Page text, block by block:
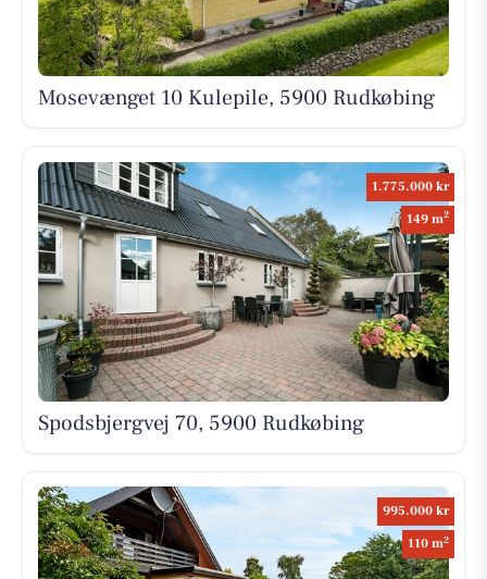
Mosevænget 10 Kulepile, 5900 Rudkøbing
1.775.000 kr
149 m2
Spodsbjergvej 70, 5900 Rudkøbing
995.000 kr
110 m2